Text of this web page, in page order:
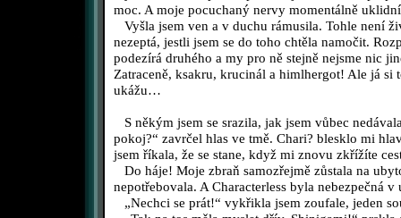
moc. A moje pocuchaný nervy momentálně
Vyšla jsem ven a v duchu rámusila. Tohle není
nezeptá, jestli jsem se do toho chtěla namočit.
podezírá druhého a my pro ně stejně nejsme nic
Zatraceně, ksakru, krucinál a himlhergot! Ale já si
ukážu…
S někým jsem se srazila, jak jsem vůbec
pokoj?“ zavrčel hlas ve tmě. Chari? blesklo mi
jsem říkala, že se stane, když mi znovu zkřížíte
Do háje! Moje zbraň samozřejmě zůstala na
nepotřebovala. A Characterless byla nebezpečná
„Nechci se prát!“ vykřikla jsem zoufale, jeden